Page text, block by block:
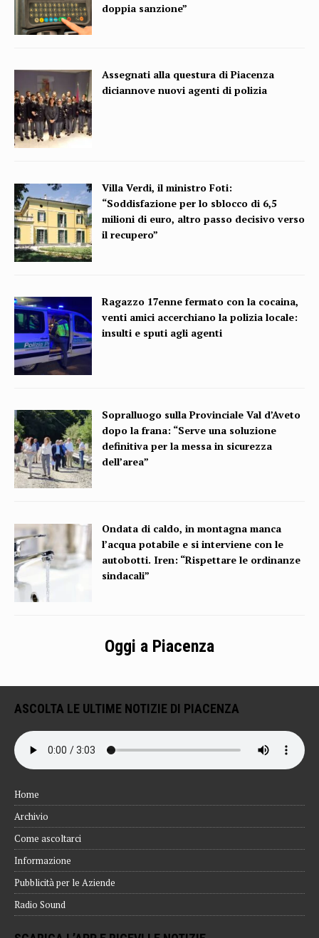
doppia sanzione”
Assegnati alla questura di Piacenza
diciannove nuovi agenti di polizia
Villa Verdi, il ministro Foti:
“Soddisfazione per lo sblocco di 6,5
milioni di euro, altro passo decisivo verso
il recupero”
Ragazzo 17enne fermato con la cocaina,
venti amici accerchiano la polizia locale:
insulti e sputi agli agenti
Sopralluogo sulla Provinciale Val d’Aveto
dopo la frana: “Serve una soluzione
definitiva per la messa in sicurezza
dell’area”
Ondata di caldo, in montagna manca
l’acqua potabile e si interviene con le
autobotti. Iren: “Rispettare le ordinanze
sindacali”
Oggi a Piacenza
ASCOLTA LE ULTIME NOTIZIE DI PIACENZA
Home
Archivio
Come ascoltarci
Informazione
Pubblicità per le Aziende
Radio Sound